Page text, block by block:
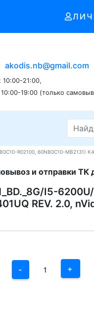
akodis.nb@gmail.com
10:00-21:00,
19:00 (только
R02100, 60NB0C10-MB2131)
и отправки ТК
I5-
REV. 2.0,
-
3
1
+